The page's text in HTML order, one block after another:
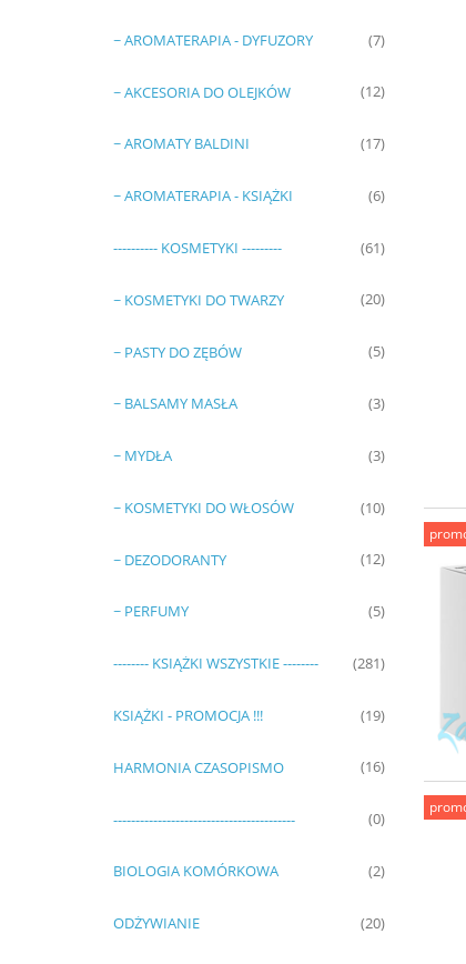
~ AROMATERAPIA - DYFUZORY (7)
~ AKCESORIA DO OLEJKÓW (12)
~ AROMATY BALDINI (17)
~ AROMATERAPIA - KSIĄŻKI (6)
---------- KOSMETYKI --------- (61)
~ KOSMETYKI DO TWARZY (20)
~ PASTY DO ZĘBÓW (5)
~ BALSAMY MASŁA (3)
~ MYDŁA (3)
~ KOSMETYKI DO WŁOSÓW (10)
~ DEZODORANTY (12)
~ PERFUMY (5)
-------- KSIĄŻKI WSZYSTKIE -------- (281)
KSIĄŻKI - PROMOCJA !!! (19)
HARMONIA CZASOPISMO (16)
----------------------------------------- (0)
BIOLOGIA KOMÓRKOWA (2)
ODŻYWIANIE (20)